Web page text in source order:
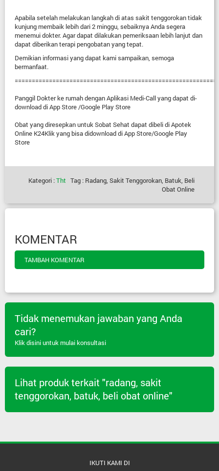
Apabila setelah melakukan langkah di atas sakit tenggorokan tidak
kunjung membaik lebih dari 2 minggu, sebaiknya Anda segera
menemui dokter. Agar dapat dilakukan pemeriksaan lebih lanjut dan
dapat diberikan terapi pengobatan yang tepat.
Demikian informasi yang dapat kami sampaikan, semoga
bermanfaat.
Panggil Dokter ke rumah dengan Aplikasi Medi-Call yang dapat di-
download di App Store /Google Play Store
Obat yang diresepkan untuk Sobat Sehat dapat dibeli di Apotek
Online K24Klik yang bisa didownload di App Store/Google Play
Store
Kategori :Tht Tag : Radang, Sakit Tenggorokan, Batuk, Beli
Obat Online
KOMENTAR
TAMBAH KOMENTAR
Tidak menemukan jawaban yang Anda
cari?
Klik disini untuk mulai konsultasi
Lihat produk terkait "radang, sakit
tenggorokan, batuk, beli obat online"
IKUTI KAMI DI